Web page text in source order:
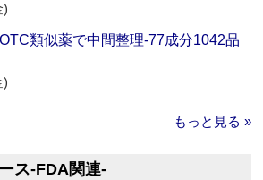
)
類似薬で中間整理‐77成分1042品
)
もっと見る »
ス‐FDA関連‐